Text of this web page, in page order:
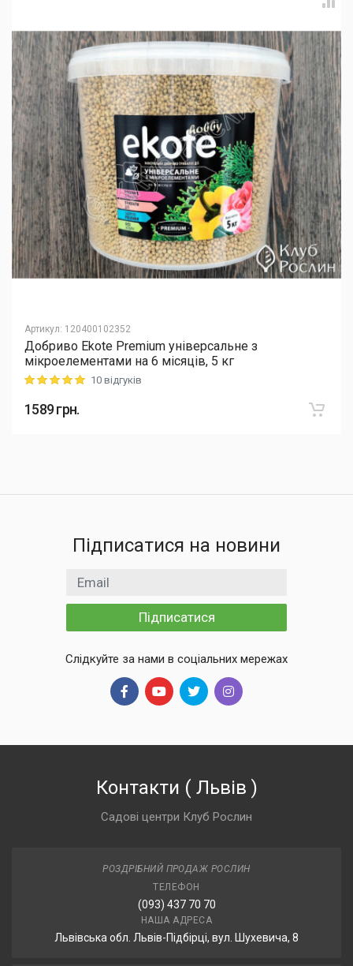
Артикул: 120400102352
Добриво Еkote Premium універсальне з
мікроелементами на 6 місяців, 5 кг
Rating: 5 out of 510 відгуків
1589грн.
Підписатися на новини
Email
Підписатися
Слідкуйте за нами в соціальних мережах
Контакти ( Львів )
Садові центри Клуб Рослин
РОЗДРІБНИЙ ПРОДАЖ РОСЛИН
ТЕЛЕФОН
(093) 437 70 70
НАША АДРЕСА
Львівська обл. Львів-Підбірці, вул. Шухевича, 8